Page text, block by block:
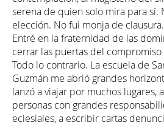
serena de quien solo mira para sí.
elección. No fui monja de
Entré en la fraternidad de las
cerrar las puertas del
Todo lo contrario. La escuela de
Guzmán me abrió grandes
lanzó a viajar por muchos lugares,
personas con grandes
eclesiales, a escribir cartas